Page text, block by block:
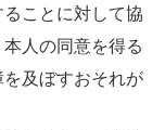
ことに対して協
人の同意を得る
及ぼすおそれが